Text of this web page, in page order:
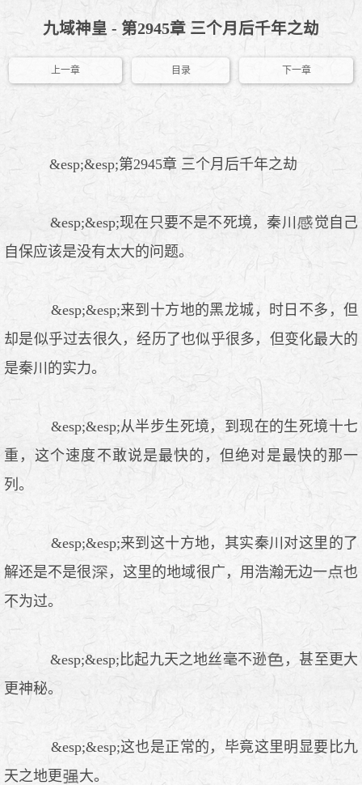
九域神皇 - 第2945章 三个月后千年之劫
上一章 目录 下一章
&esp;&esp;第2945章 三个月后千年之劫
&esp;&esp;现在只要不是不死境，秦川
觉自己
自保应该是没有太大的问题。
&esp;&esp;来到十方地的黑龙城，时日不多，但
却是似乎过去很久，经历了也似乎很多，但变化最大的
是秦川的实力。
&esp;&esp;从半步生死境，到现在的生死境十七
重，这个速度不敢说是最快的，但绝对是最快的那一
列。
&esp;&esp;来到这十方地，其实秦川对这里的了
解还是不是很
，这里的地域很广，用浩瀚无边一
也
不为过。
&esp;&esp;比起九天之地丝毫不逊
，甚至更大
更神秘。
&esp;&esp;这也是正常的，毕竟这里明显要比九
天之地更
大。